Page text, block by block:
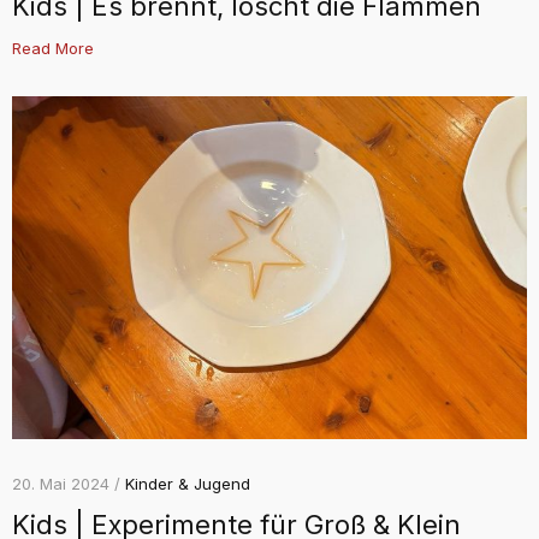
Read More
20. Mai 2024 / Kinder & Jugend
Kids | Experimente für Groß & Klein